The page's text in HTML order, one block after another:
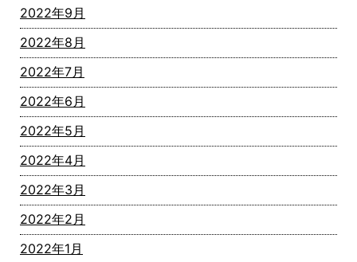
2022年9月
2022年8月
2022年7月
2022年6月
2022年5月
2022年4月
2022年3月
2022年2月
2022年1月